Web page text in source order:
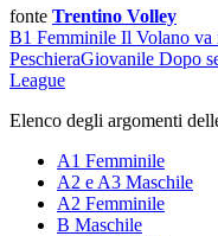
fonte Trentino Volley
B1 Femminile Il Volano va
PeschieraGiovanile Dopo
League
Elenco degli argomenti
A1 Femminile
A2 e A3 Maschile
A2 Femminile
B Maschile